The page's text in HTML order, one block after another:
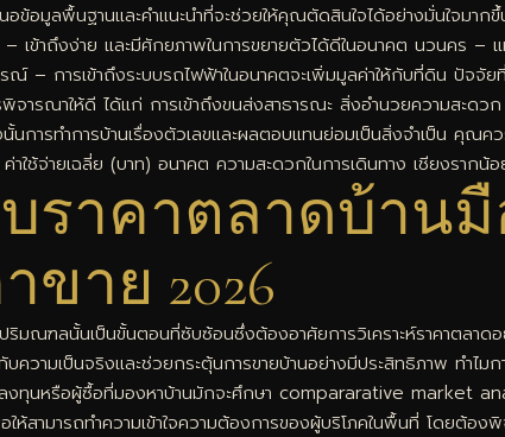
อข้อมูลพื้นฐานและคำแนะนำที่จะช่วยให้คุณตัดสินใจได้อย่างมั่นใจม
– เข้าถึงง่าย และมีศักยภาพในการขยายตัวได้ดีในอนาคต นวนคร
– การเข้าถึงระบบรถไฟฟ้าในอนาคตจะเพิ่มมูลค่าให้กับที่ดิน ปัจจัย
รณาให้ดี ได้แก่ การเข้าถึงขนส่งสาธารณะ สิ่งอำนวยความสะดว
การทำการบ้านเรื่องตัวเลขและผลตอบแทนย่อมเป็นสิ่งจำเป็น คุณ
ค่าใช้จ่ายเฉลี่ย (บาท) อนาคต ความสะดวกในการเดินทาง เชียงรา
ราคาตลาดบ้าน
าย 2026
มณฑลนั้นเป็นขั้นตอนที่ซับซ้อนซึ่งต้องอาศัยการวิเคราะห์ราคาตลาด
วามเป็นจริงและช่วยกระตุ้นการขายบ้านอย่างมีประสิทธิภาพ ทำ
งทุนหรือผู้ซื้อที่มองหาบ้านมักจะศึกษา compararative market
ห้สามารถทำความเข้าใจความต้องการของผู้บริโภคในพื้นที่ โดยต้อ